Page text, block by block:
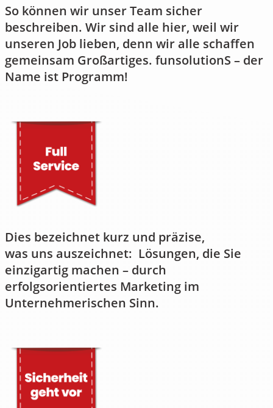
So können wir unser Team sicher
beschreiben. Wir sind alle hier, weil wir
unseren Job lieben, denn wir alle schaffen
gemeinsam Großartiges. funsolutionS – der
Name ist Programm!
Dies bezeichnet kurz und präzise,
was uns auszeichnet: Lösungen, die Sie
einzigartig machen – durch
erfolgsorientiertes Marketing im
Unternehmerischen Sinn.